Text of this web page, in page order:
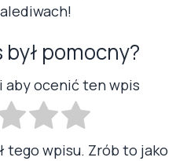
pomocny?
aby ocenić ten wpis
tego wpisu. Zrób to jako